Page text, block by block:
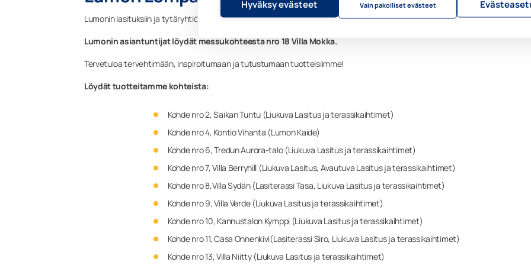
Hyväksy evästeet Vain pakolliset evästeet
Lumonin lasituksiin ja tytäryhtiömme Visorin kaihtimiin pääsee tutustumaan tänäkin vuonna useassa eri messukohteessa.
Lumonin asiantuntijat löydät messukohteesta nro 18 Villa Mokka.
Tervetuloa tervehtimään, inspiroitumaan ja tutustumaan tuotteisiimme!
Löydät tuotteitamme kohteista:
Kohde nro 2, Saikan Tuntu (Liukuva Lasitus ja terassikaihtimet)
Kohde nro 4, Kontio Vihanta (Lumon Kaide)
Kohde nro 6, Tredun Aurora-talo (Liukuva Lasitus ja terassikaihtimet)
Kohde nro 7, Villa Berryhill (Liukuva Lasitus, Avautuva Lasitus ja terassikaihtimet)
Kohde nro 8,Villa Sydän (Lasiterassi Tasa, Liukuva Lasitus ja terassikaihtimet)
Kohde nro 9, Villa Verde (Liukuva Lasitus ja terassikaihtimet)
Kohde nro 10, Kannustalon Kymppi (Liukuva Lasitus ja terassikaihtimet)
Kohde nro 11, Casa Onnenkivi(Lasiterassi Siro, Liukuva Lasitus ja terassikaihtimet)
Kohde nro 13, Villa Niitty (Liukuva Lasitus ja terassikaihtimet)